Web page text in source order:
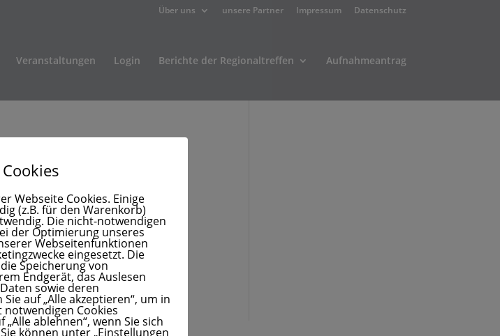
Über uns unsere Partner Impressum Datenschutz
Veranstaltungen Login Berichte der Regionaltreffen Aufnahmeantrag
Webseite Cookies. Einige
(z.B. für den Warenkorb)
Die nicht-notwendigen
der Optimierung unseres
Webseitenfunktionen
eingesetzt. Die
Speicherung von
Endgerät, das Auslesen
sowie deren
auf „Alle akzeptieren“, um in
notwendigen Cookies
ablehnen“, wenn Sie sich
können unter „Einstellungen